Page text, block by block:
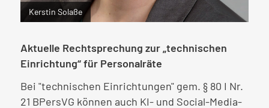
Kerstin Solaße
Aktuelle Rechtsprechung zur „technischen
Einrichtung“ für Personalräte
Bei "technischen Einrichtungen" gem. § 80 I Nr.
21 BPersVG können auch KI- und Social-Media-